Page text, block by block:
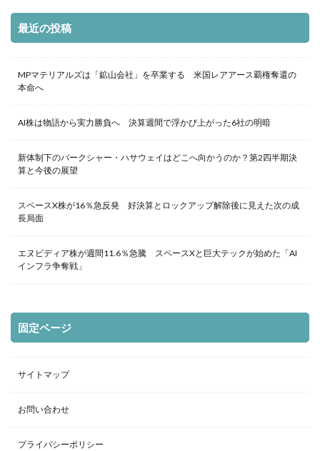
最近の投稿
MPマテリアルズは「鉱山会社」を卒業する 米国レアアース覇権奪還の
本命へ
AI株は物語から実力勝負へ 決算週間で浮かび上がった6社の明暗
新体制下のバークシャー・ハサウェイはどこへ向かうのか？第2四半期決
算と今後の展望
スペースX株が16％急反発 好決算とロックアップ解除後に見えた次の成
長局面
エヌビディア株が週間11.6％急騰 スペースXと巨大テックが始めた「AI
インフラ争奪戦」
固定ページ
サイトマップ
お問い合わせ
プライバシーポリシー